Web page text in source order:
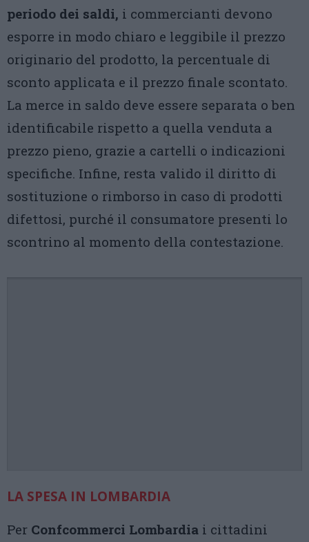
periodo dei saldi, i commercianti devono
esporre in modo chiaro e leggibile il prezzo
originario del prodotto, la percentuale di
sconto applicata e il prezzo finale scontato.
La merce in saldo deve essere separata o ben
identificabile rispetto a quella venduta a
prezzo pieno, grazie a cartelli o indicazioni
specifiche. Infine, resta valido il diritto di
sostituzione o rimborso in caso di prodotti
difettosi, purché il consumatore presenti lo
scontrino al momento della contestazione.
LA SPESA IN LOMBARDIA
Per Confcommerci Lombardia i cittadini